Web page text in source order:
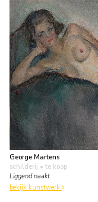
George Martens
schilderij • te koop
Liggend naakt
bekijk kunstwerk